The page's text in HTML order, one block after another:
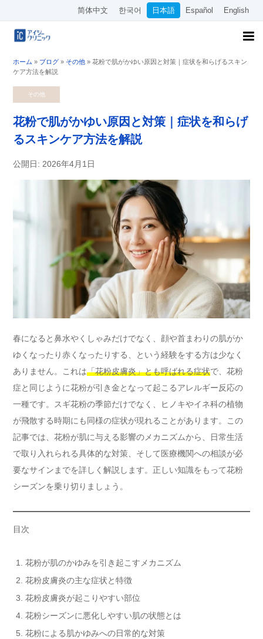
简体中文 한국어 日本語 Español English
ホーム » ブログ » その他 » 花粉で肌がかゆい原因と対策｜症状を和らげるスキン
ケア方法を解説
その他
花粉で肌がかゆい原因と対策｜症状を和らげ
るスキンケア方法を解説
公開日: 2026年4月1日
春になると鼻水やくしゃみだけでなく、顔や首まわりの肌がか
ゆくなったり赤くなったりする、という経験をする方は少なく
ありません。これは「花粉皮膚炎」とも呼ばれる症状で、花粉
症と同じように花粉が引き金となって起こるアレルギー反応の
一種です。スギ花粉の季節だけでなく、ヒノキやイネ科の植物
が飛散する時期にも同様の症状が現れることがあります。この
記事では、花粉が肌に与える影響のメカニズムから、日常生活
で取り入れられる具体的な対策、そして医療機関への相談が必
要なサインまでを詳しく解説します。正しい知識をもって花粉
シーズンを乗り切りましょう。
目次
花粉が肌のかゆみを引き起こすメカニズム
花粉皮膚炎の主な症状と特徴
花粉皮膚炎が起こりやすい部位
花粉シーズンに悪化しやすい肌の状態とは
花粉による肌かゆみへの日常的な対策